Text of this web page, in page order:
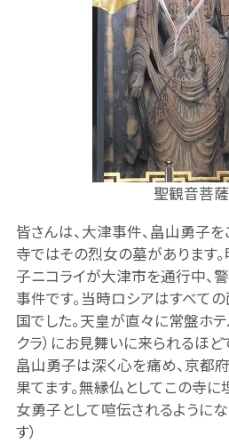
聖観音菩
皆さんは、大津事件、畠山勇子を
寺ではその烈女の墓があります
子ニコライが大津市を通行中、
事件です。当時ロシアはすべて
国でした。天皇が直々に常盤ホテ
クラ）にお見舞いに来られるほど
畠山勇子は深く心を痛め、京都
果てます。無縁仏としてこの寺に
女勇子として喧伝されるようにな
す）